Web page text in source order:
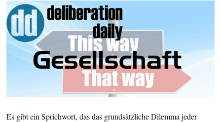
Es gibt ein Sprichwort, das das grundsätzliche Dilemma jeder